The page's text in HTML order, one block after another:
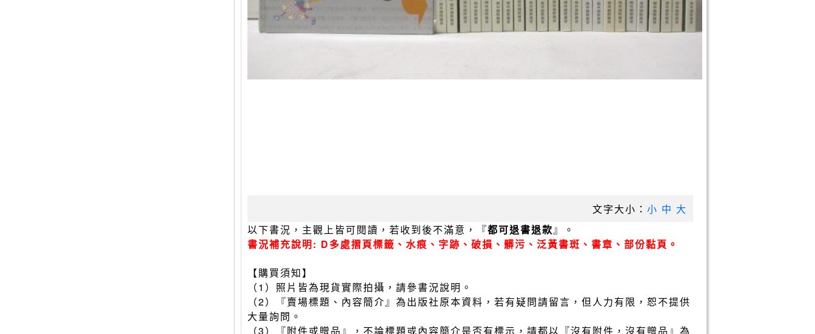
文字大小： 小 中 大
以下書況，主觀上皆可閱讀，若收到後不滿意，『都可退書退款』。
書況補充說明: D多處摺頁標籤、水痕、字跡、破損、髒污、泛黃書斑、書章、部份黏頁。
【購買須知】
（1）照片皆為現貨實際拍攝，請參書況說明。
（2）『賣場標題、內容簡介』為出版社原本資料，若有疑問請留言，但人力有限，恕不提供
大量詢問。
（3）『附件或贈品』，不論標題或內容簡介是否有標示，請都以『沒有附件，沒有贈品』為